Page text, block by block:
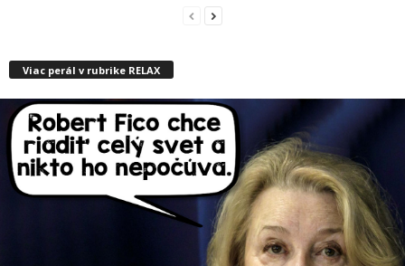
Viac perál v rubrike RELAX